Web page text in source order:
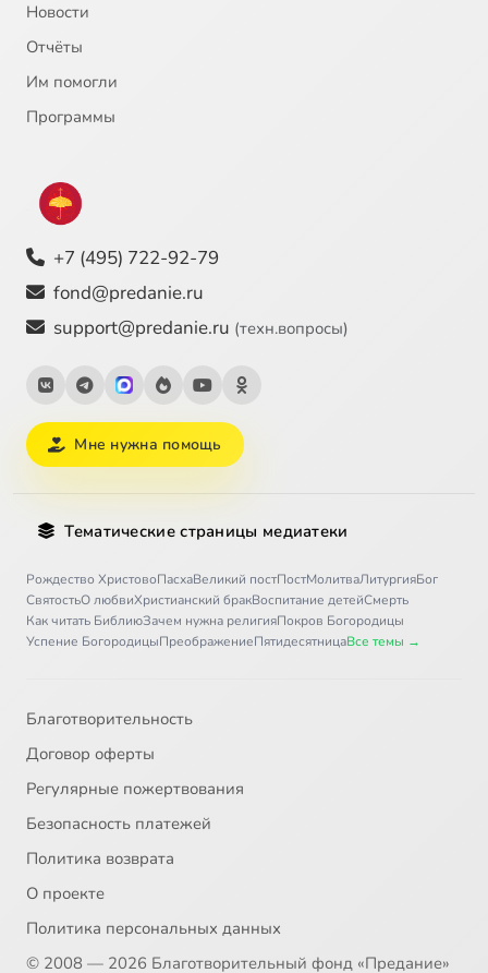
Новости
Отчёты
Им помогли
Программы
+7 (495) 722-92-79
fond@predanie.ru
support@predanie.ru (техн.вопросы)
Мне нужна помощь
Тематические страницы медиатеки
Рождество ХристовоПасхаВеликий постПостМолитваЛитургияБог
СвятостьО любвиХристианский бракВоспитание детейСмерть
Как читать БиблиюЗачем нужна религияПокров Богородицы
Успение БогородицыПреображениеПятидесятницаВсе темы →
Благотворительность
Договор оферты
Регулярные пожертвования
Безопасность платежей
Политика возврата
О проекте
Политика персональных данных
© 2008 — 2026 Благотворительный фонд «Предание»